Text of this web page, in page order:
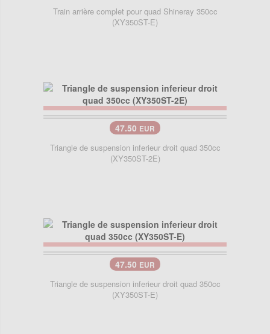
Train arrière complet pour quad Shineray 350cc
(XY350ST-E)
47.50 EUR
Triangle de suspension inferieur droit quad 350cc
(XY350ST-2E)
47.50 EUR
Triangle de suspension inferieur droit quad 350cc
(XY350ST-E)